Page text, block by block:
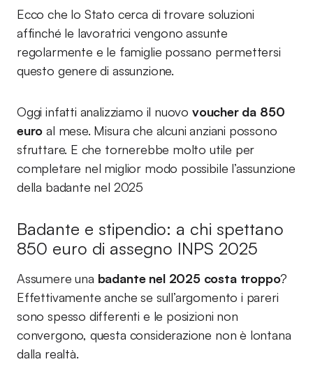
Ecco che lo Stato cerca di trovare soluzioni
affinché le lavoratrici vengono assunte
regolarmente e le famiglie possano permettersi
questo genere di assunzione.
Oggi infatti analizziamo il nuovo voucher da 850
euro al mese. Misura che alcuni anziani possono
sfruttare. E che tornerebbe molto utile per
completare nel miglior modo possibile l’assunzione
della badante nel 2025
Badante e stipendio: a chi spettano
850 euro di assegno INPS 2025
Assumere una badante nel 2025 costa troppo?
Effettivamente anche se sull’argomento i pareri
sono spesso differenti e le posizioni non
convergono, questa considerazione non è lontana
dalla realtà.